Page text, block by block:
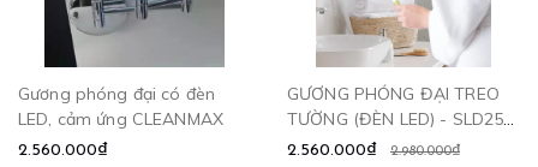
Gương phóng đại có đèn
LED, cảm ứng CLEANMAX
2.560.000₫
GƯƠNG PHÓNG ĐẠI TREO
TƯỜNG (ĐÈN LED) - SLD256
CLEANMAX
2.560.000₫ 2.980.000₫